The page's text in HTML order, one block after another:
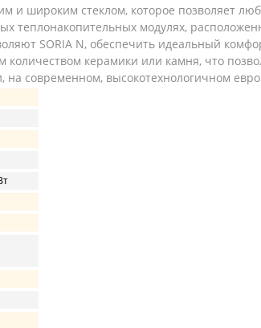
и широким стеклом, которое позволяет
теплонакопительных модулях,
SORIA N, обеспечить идеальный
керамики или камня, что
на современном, высокотехнологичном